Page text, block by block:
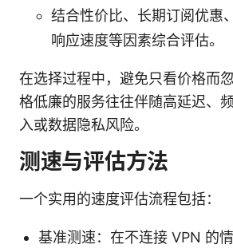
结合性价比、长期订阅优惠
响应速度等因素综合评估。
在选择过程中，避免只看价格而
格低廉的服务往往伴随高延迟、
入或数据隐私风险。
测速与评估方法
一个实用的速度评估流程包括：
基准测速：在不连接 VPN 的